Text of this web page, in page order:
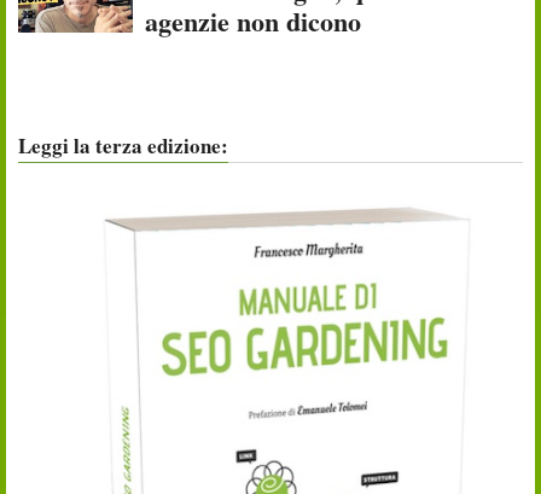
agenzie non dicono
Leggi la terza edizione: